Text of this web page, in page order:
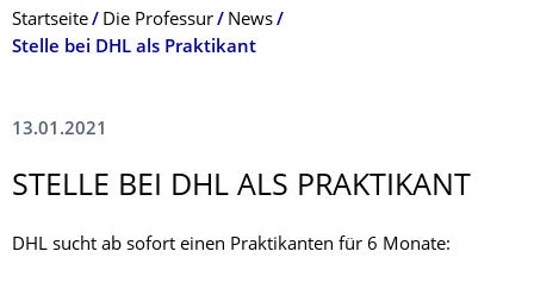
Breadcrumb-Menü
Startseite Die Professur
News
Stelle bei DHL als Praktikant
13.01.2021
STELLE BEI DHL ALS PRAKTIKANT
DHL sucht ab sofort einen Praktikanten für 6 Monate: